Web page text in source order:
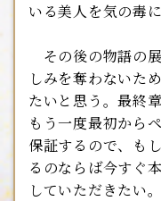
いる美人を気の毒
その後の物語の
しみを奪わないた
たいと思う。最終
もう一度最初から
保証するので、も
るのならば今すぐ
していただきたい